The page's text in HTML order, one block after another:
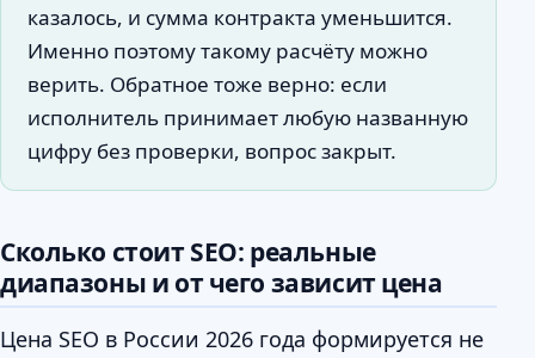
казалось, и сумма контракта уменьшится.
Именно поэтому такому расчёту можно
верить. Обратное тоже верно: если
исполнитель принимает любую названную
цифру без проверки, вопрос закрыт.
Сколько стоит SEO: реальные
диапазоны и от чего зависит цена
Цена SEO в России 2026 года формируется не